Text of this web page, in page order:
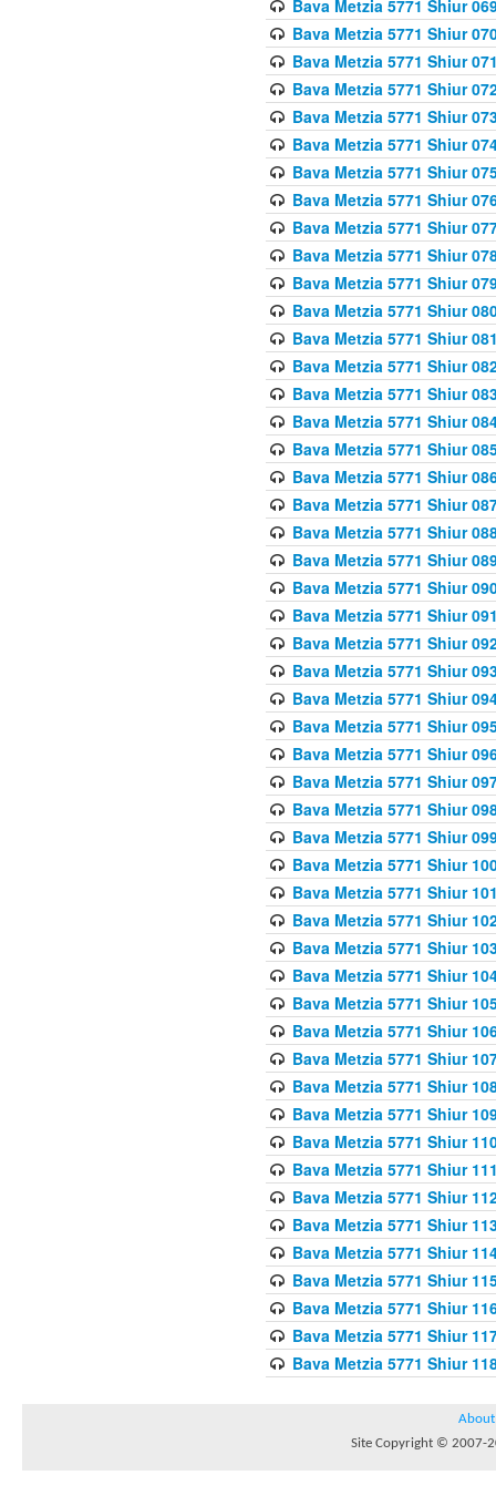
Bava Metzia 5771 Shiur
Bava Metzia 5771 Shiur
Bava Metzia 5771 Shiur
Bava Metzia 5771 Shiur
Bava Metzia 5771 Shiur
Bava Metzia 5771 Shiur
Bava Metzia 5771 Shiur
Bava Metzia 5771 Shiur
Bava Metzia 5771 Shiur
Bava Metzia 5771 Shiur
Bava Metzia 5771 Shiur
Bava Metzia 5771 Shiur
Bava Metzia 5771 Shiur
Bava Metzia 5771 Shiur
Bava Metzia 5771 Shiur
Bava Metzia 5771 Shiur
Bava Metzia 5771 Shiur
Bava Metzia 5771 Shiur
Bava Metzia 5771 Shiur
Bava Metzia 5771 Shiur
Bava Metzia 5771 Shiur
Bava Metzia 5771 Shiur
Bava Metzia 5771 Shiur
Bava Metzia 5771 Shiur
Bava Metzia 5771 Shiur
Bava Metzia 5771 Shiur
Bava Metzia 5771 Shiur
Bava Metzia 5771 Shiur
Bava Metzia 5771 Shiur
Bava Metzia 5771 Shiur
Bava Metzia 5771 Shiur
Bava Metzia 5771 Shiur
Bava Metzia 5771 Shiur
Bava Metzia 5771 Shiur
Bava Metzia 5771 Shiur
Bava Metzia 5771 Shiur
Bava Metzia 5771 Shiur
Bava Metzia 5771 Shiur
Bava Metzia 5771 Shiur
Bava Metzia 5771 Shiur
Bava Metzia 5771 Shiur
Bava Metzia 5771 Shiur
Bava Metzia 5771 Shiur
Bava Metzia 5771 Shiur
Bava Metzia 5771 Shiur
Bava Metzia 5771 Shiur
Bava Metzia 5771 Shiur
Bava Metzia 5771 Shiur
Bava Metzia 5771 Shiur
Bava Metzia 5771 Shiur
About
Site Copyright © 2007-